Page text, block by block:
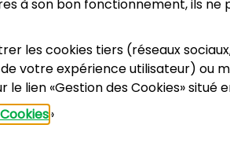
à son bon fonctionnement, ils
les cookies tiers (réseaux
votre expérience utilisateur) ou
lien «Gestion des Cookies» situé
»
Bagneux
92220 Bagneux
Lundi,
vacances